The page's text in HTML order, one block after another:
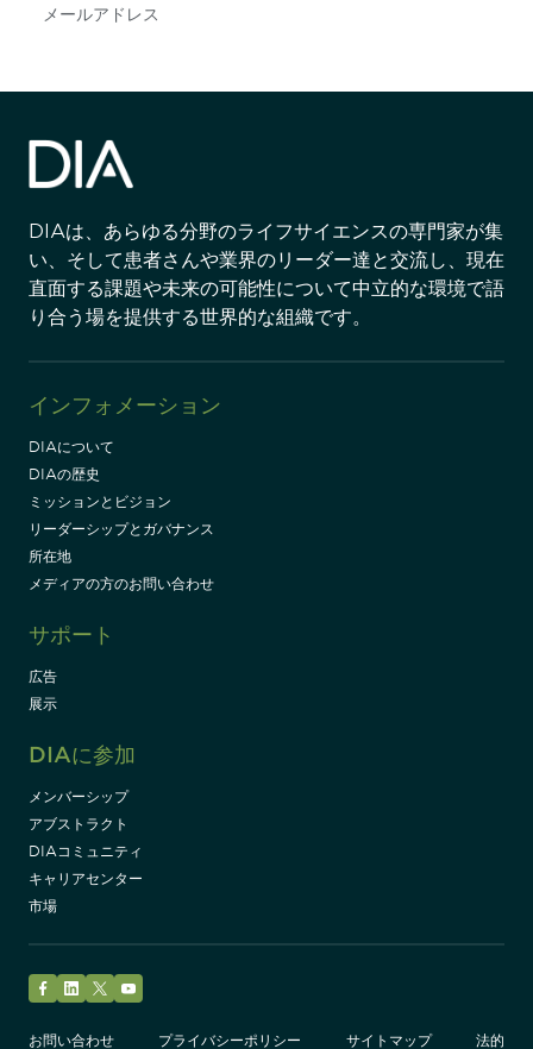
DIAは、あらゆる分野のライフサイエンスの専門家が集
い、そして患者さんや業界のリーダー達と交流し、現在
直面する課題や未来の可能性について中立的な環境で語
り合う場を提供する世界的な組織です。
インフォメーション
DIAについて
DIAの歴史
ミッションとビジョン
リーダーシップとガバナンス
所在地
メディアの方のお問い合わせ
サポート
広告
展示
DIAに参加
メンバーシップ
アブストラクト
DIAコミュニティ
キャリアセンター
市場
お問い合わせ
プライバシーポリシー サイトマップ 法的